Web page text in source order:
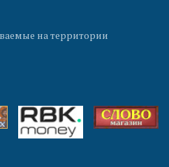
на территории